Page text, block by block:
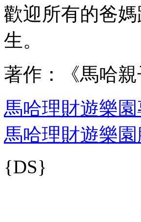
歡迎所有的爸
生。
著作：《馬哈
馬哈理財遊樂園
馬哈理財遊樂園
{DS}